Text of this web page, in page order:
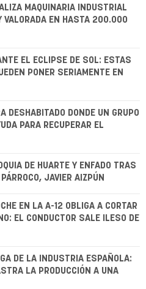
MAQUINARIA INDUSTRIAL
VALORADA EN HASTA 200.000
EL ECLIPSE DE SOL: ESTAS
PONER SERIAMENTE EN
DESHABITADO DONDE UN GRUPO
PARA RECUPERAR EL
DE HUARTE Y ENFADO TRAS
JAVIER AIZPÚN
EN LA A-12 OBLIGA A CORTAR
EL CONDUCTOR SALE ILESO DE
DE LA INDUSTRIA ESPAÑOLA:
LA PRODUCCIÓN A UNA